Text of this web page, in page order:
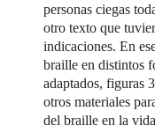
personas ciegas
otro texto que
indicaciones. En
braille en distintos
adaptados, figuras
otros materiales
del braille en la